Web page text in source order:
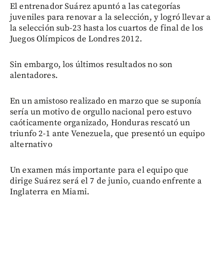
El entrenador Suárez apuntó a las categorías
juveniles para renovar a la selección, y logró llevar a
la selección sub-23 hasta los cuartos de final de los
Juegos Olímpicos de Londres 2012.
Sin embargo, los últimos resultados no son
alentadores.
En un amistoso realizado en marzo que se suponía
sería un motivo de orgullo nacional pero estuvo
caóticamente organizado, Honduras rescató un
triunfo 2-1 ante Venezuela, que presentó un equipo
alternativo
Un examen más importante para el equipo que
dirige Suárez será el 7 de junio, cuando enfrente a
Inglaterra en Miami.